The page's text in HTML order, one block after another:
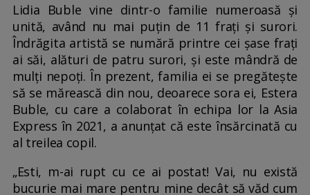
Lidia Buble vine dintr-o familie numeroasă și
unită, având nu mai puțin de 11 frați și surori.
Îndrăgita artistă se numără printre cei șase frați
ai săi, alături de patru surori, și este mândră de
mulți nepoți. În prezent, familia ei se pregătește
să se mărească din nou, deoarece sora ei, Estera
Buble, cu care a colaborat în echipa lor la Asia
Express în 2021, a anunțat că este însărcinată cu
al treilea copil.
„Esti, m-ai rupt cu ce ai postat! Vai, nu există
bucurie mai mare pentru mine decât să văd cum